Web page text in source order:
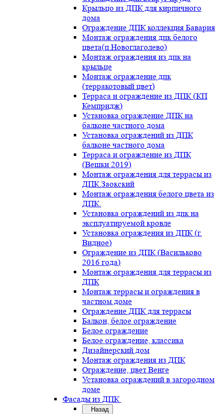
Крыльцо из ДПК для кирпичного
дома
Ограждение ДПК коллекция Бавария
Монтаж ограждения дпк белого
цвета(п.Новоглаголево)
Монтаж ограждения из дпк на
крыльце
Монтаж ограждение дпк
(терракотовый цвет)
Терраса и ограждение из ДПК (КП
Кемпридж)
Установка ограждение ДПК на
балконе частного дома
Установка ограждений из ДПК
балконе частного дома
Терраса и ограждение из ДПК
(Вешки 2019)
Монтаж ограждения для террасы из
ДПК.Заокский
Монтаж ограждения белого цвета из
ДПК.
Установка ограждений из дпк на
эксплуатируемой кровле
Установка ограждения из ДПК (г.
Видное)
Ограждение из ДПК (Васильково
2016 года)
Монтаж ограждения для террасы из
ДПК
Монтаж террасы и ограждения в
частном доме
Ограждение ДПК для террасы
Балкон, белое ограждение
Белое ограждение
Белое ограждение, классика
Дизайнерский дом
Монтаж ограждения из ДПК
Ограждение, цвет Венге
Установка ограждений в загородном
доме
Фасады из ДПК
Назад